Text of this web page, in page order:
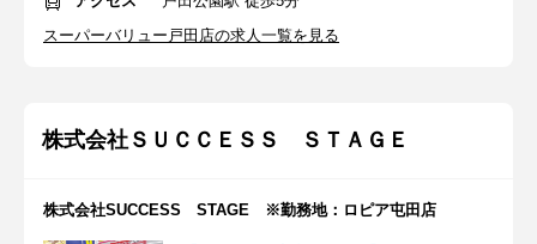
スーパーバリュー戸田店の求人一覧を見る
株式会社ＳＵＣＣＥＳＳ ＳＴＡＧＥ
株式会社SUCCESS STAGE ※勤務地：ロピア屯田店